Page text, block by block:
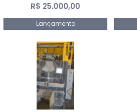
R$ 25.000,00
Lançamento